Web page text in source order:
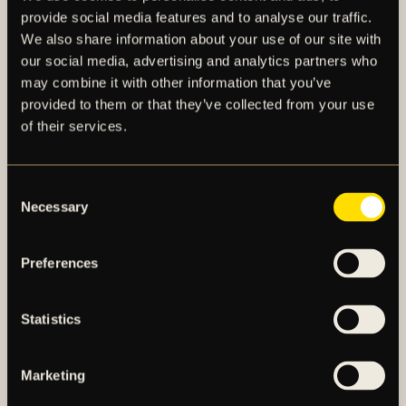
provide social media features and to analyse our traffic.
We also share information about your use of our site with
our social media, advertising and analytics partners who
may combine it with other information that you’ve
provided to them or that they’ve collected from your use
of their services.
Selection
Necessary
Preferences
Statistics
Marketing
AIK fortsatte att trumma på efter målet och känslan
under slutkvarten av den första halvleken var att ett
3–1-mål låg i luften snarare än en kvittering, men
gästernas målvakt Etrit Berisha gjorde ett par fina
ingripanden och 2–1 stod sig in i paus.
ANDRA HALVLEK:
I omklädningsrummet repade gästerna nytt mod och
kom ut till den andra akten med nyfunnen energi. De
frånvaro i det här skedet av matchen.
I den 69:e matchminuten skulle dock ett gyllene
kvitteringsläge komma för Häcken, för när Thomas
Isherwood försökte bryta Julius Lindberg framstöt i
straffområdet med en glidtackling, men i stället slog